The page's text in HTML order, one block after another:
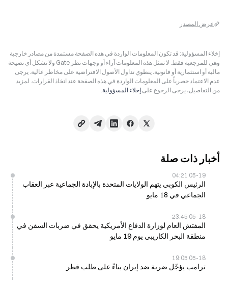
عرض المصدر
إخلاء المسؤولية: قد تكون المعلومات الواردة في هذه الصفحة مستمدة من مصادر خارجية
وهي للمرجعية فقط. لا تمثل هذه المعلومات آراء أو وجهات نظر Gate ولا تشكل أي نصيحة
مالية أو استثمارية أو قانونية. ينطوي تداول الأصول الافتراضية على مخاطر عالية. يرجى
عدم الاعتماد حصرياً على المعلومات الواردة في هذه الصفحة عند اتخاذ القرارات. لمزيد
من التفاصيل، يرجى الرجوع على إخلاء المسؤولية.
أخبار ذات صلة
05-19 04:21
الرئيس الكوبي يتهم الولايات المتحدة بالإبادة الجماعية عبر العقاب
الجماعي في 18 مايو
05-18 23:45
المفتش العام لوزارة الدفاع الأمريكية يحقق في ضربات السفن في
منطقة البحر الكاريبي يوم 19 مايو
05-18 19:05
ترامب يؤجّل ضربة ضد إيران بناءً على طلب قطر